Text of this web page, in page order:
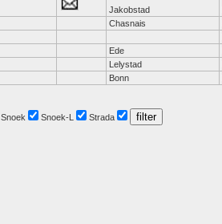
Jakobstad
Chasnais
Ede
Lelystad
Bonn
Snoek Snoek-L Strada